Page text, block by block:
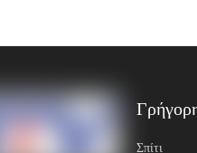
Σπίτι